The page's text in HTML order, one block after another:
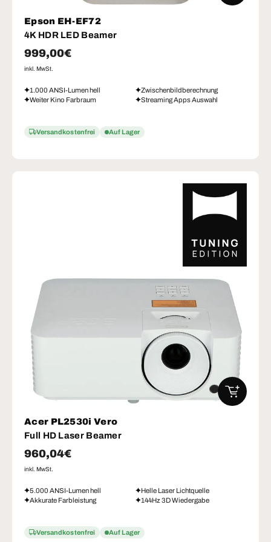
Epson EH-EF72
4K HDR LED Beamer
Normaler Preis
999,00€
inkl. MwSt.
1.000 ANSI-Lumen hell
Zwischenbildberechnung
Weiter Kino Farbraum
Streaming Apps Auswahl
Versandkostenfrei Auf Lager
Acer PL2530i Vero
Full HD Laser Beamer
Normaler Preis
960,04€
inkl. MwSt.
5.000 ANSI-Lumen hell
Helle Laser Lichtquelle
Akkurate Farbleistung
144Hz 3D Wiedergabe
Versandkostenfrei Auf Lager
IN DEN